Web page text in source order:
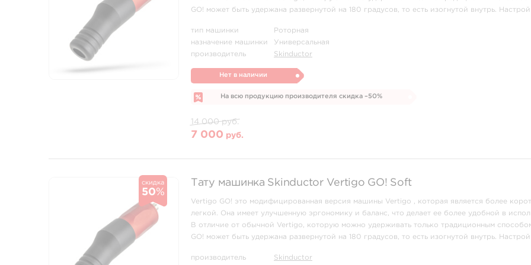
GO! может быть удержана развернутой на 180 градусов, то есть изогнутой внутрь.
тип машинки
Роторная
назначение машинки
Универсальная
производитель
Skinductor
Нет в наличии
На всю продукцию производителя скидка –50%
14 000 руб.
7 000 руб.
скидка
50%
Тату машинка Skinductor Vertigo GO! Soft
Vertigo GO! это модифицированная версия машины Vertigo , которая является более
легкой. Она имеет улучшенную эргономику и баланс, что делает ее более удобной в
В отличие от обычной Vertigo, которую можно удерживать только традиционным
GO! может быть удержана развернутой на 180 градусов, то есть изогнутой внутрь.
производитель
Skinductor